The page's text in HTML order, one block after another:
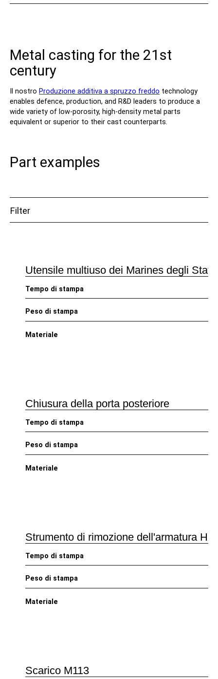
Seguiteci
Metal casting for the 21st
century
Il nostro Produzione additiva a spruzzo freddo technology
enables defence, production, and R&D leaders to produce a
wide variety of low-porosity, high-density metal parts
equivalent or superior to their cast counterparts.
Part examples
Filter
Utensile multiuso dei Marines degli Stati
Tempo di stampa
Peso di stampa
Materiale
Chiusura della porta posteriore
Tempo di stampa
Peso di stampa
Materiale
Strumento di rimozione dell'armatura
Tempo di stampa
Peso di stampa
Materiale
Scarico M113